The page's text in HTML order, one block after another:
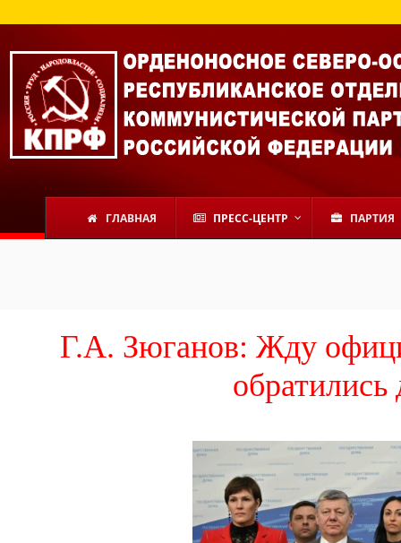
ГЛАВНАЯ ПРЕСС-ЦЕНТР ПАРТИЯ
Г.А. Зюганов: Жду